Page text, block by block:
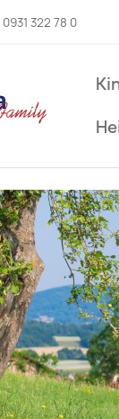
0931 322 78 0